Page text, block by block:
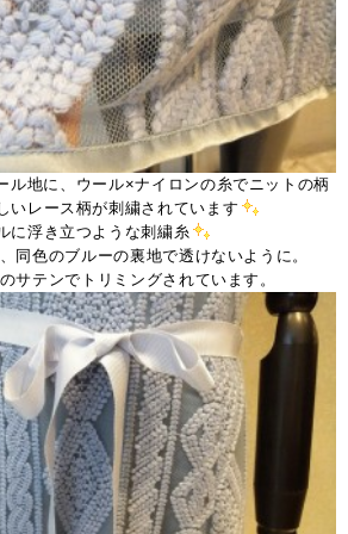
ル地に、ウール×ナイロンの糸でニットの柄
いレース柄が刺繍されています
に浮き立つような刺繍糸
同色のブルーの裏地で透けないように。
サテンでトリミングされています。